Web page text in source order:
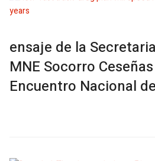
ensaje de la
MNE Socorro
Encuentro Nacional